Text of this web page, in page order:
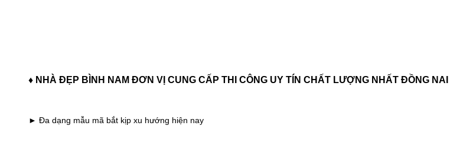
♦ NHÀ ĐẸP BÌNH NAM ĐƠN VỊ CUNG CẤP THI CÔNG UY TÍN CHẤT LƯỢNG NHẤT ĐỒNG NAI
► Đa dạng mẫu mã bắt kịp xu hướng hiện nay